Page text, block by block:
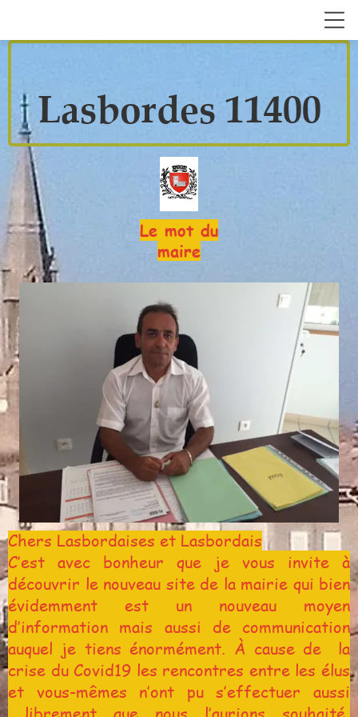
Lasbordes 11400
Le mot du
maire
Chers Lasbordaises et Lasbordais
C’est avec bonheur que je vous invite à
découvrir le nouveau site de la mairie qui bien
évidemment est un nouveau moyen
d’information mais aussi de communication
auquel je tiens énormément. À cause de la
crise du Covid19 les rencontres entre les élus
et vous-mêmes n’ont pu s’effectuer aussi